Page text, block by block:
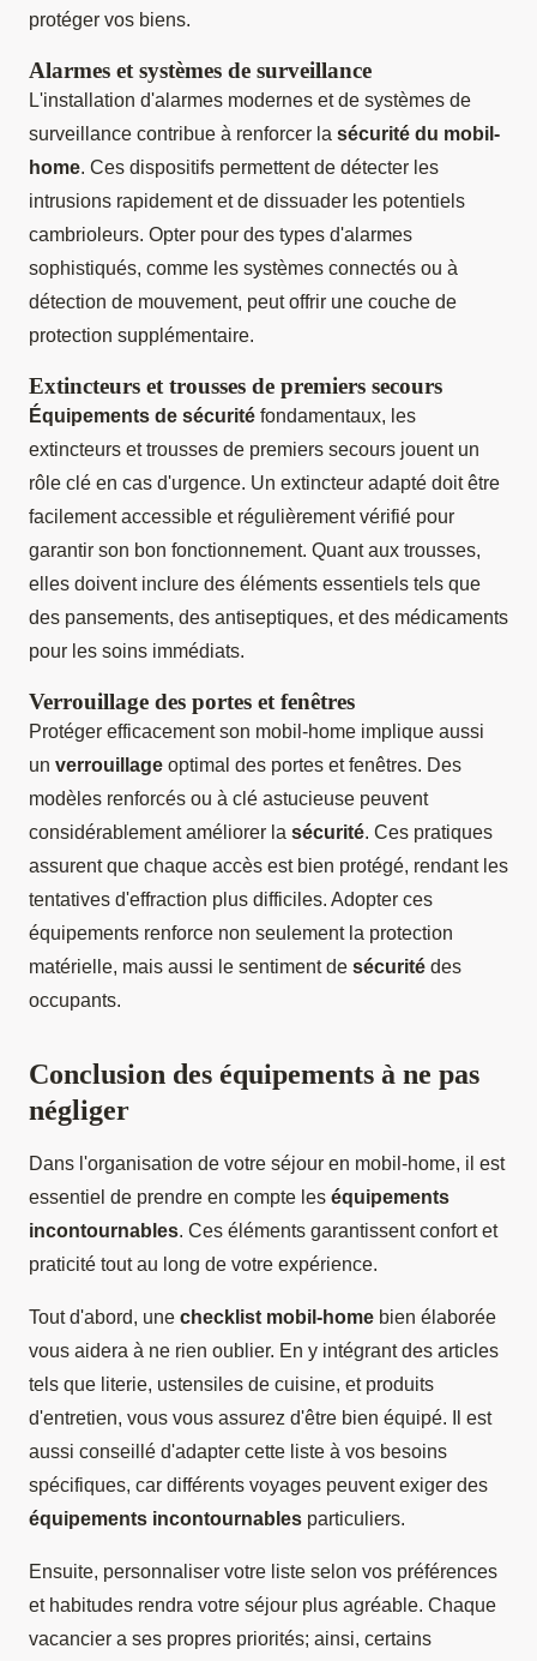
protéger vos biens.
Alarmes et systèmes de surveillance
L'installation d'alarmes modernes et de systèmes de
surveillance contribue à renforcer la sécurité du mobil-
home. Ces dispositifs permettent de détecter les
intrusions rapidement et de dissuader les potentiels
cambrioleurs. Opter pour des types d'alarmes
sophistiqués, comme les systèmes connectés ou à
détection de mouvement, peut offrir une couche de
protection supplémentaire.
Extincteurs et trousses de premiers secours
Équipements de sécurité fondamentaux, les
extincteurs et trousses de premiers secours jouent un
rôle clé en cas d'urgence. Un extincteur adapté doit être
facilement accessible et régulièrement vérifié pour
garantir son bon fonctionnement. Quant aux trousses,
elles doivent inclure des éléments essentiels tels que
des pansements, des antiseptiques, et des médicaments
pour les soins immédiats.
Verrouillage des portes et fenêtres
Protéger efficacement son mobil-home implique aussi
un verrouillage optimal des portes et fenêtres. Des
modèles renforcés ou à clé astucieuse peuvent
considérablement améliorer la sécurité. Ces pratiques
assurent que chaque accès est bien protégé, rendant les
tentatives d'effraction plus difficiles. Adopter ces
équipements renforce non seulement la protection
matérielle, mais aussi le sentiment de sécurité des
occupants.
Conclusion des équipements à ne pas
négliger
Dans l'organisation de votre séjour en mobil-home, il est
essentiel de prendre en compte les équipements
incontournables. Ces éléments garantissent confort et
praticité tout au long de votre expérience.
Tout d'abord, une checklist mobil-home bien élaborée
vous aidera à ne rien oublier. En y intégrant des articles
tels que literie, ustensiles de cuisine, et produits
d'entretien, vous vous assurez d'être bien équipé. Il est
aussi conseillé d'adapter cette liste à vos besoins
spécifiques, car différents voyages peuvent exiger des
équipements incontournables particuliers.
Ensuite, personnaliser votre liste selon vos préférences
et habitudes rendra votre séjour plus agréable. Chaque
vacancier a ses propres priorités; ainsi, certains